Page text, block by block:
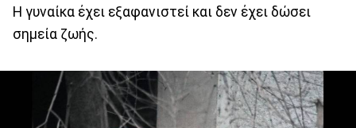
Η γυναίκα έχει εξαφανιστεί και δεν έχει δώσει
σημεία ζωής.